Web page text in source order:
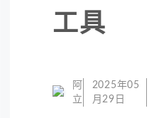
工具
阿
立
2025年05
月29日